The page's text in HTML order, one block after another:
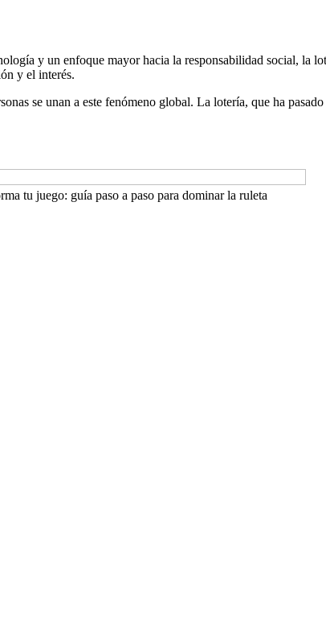
y un enfoque mayor hacia la responsabilidad social, la
y el interés.
se unan a este fenómeno global. La lotería, que ha
tu juego: guía paso a paso para dominar la ruleta